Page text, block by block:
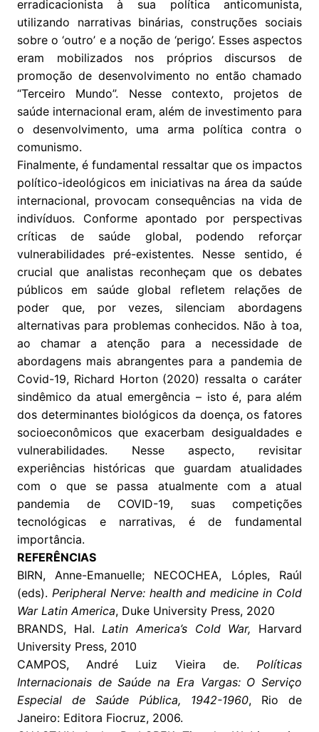
erradicacionista à sua política anticomunista,
utilizando narrativas binárias, construções sociais
sobre o ‘outro’ e a noção de ‘perigo’. Esses aspectos
eram mobilizados nos próprios discursos de
promoção de desenvolvimento no então chamado
“Terceiro Mundo”. Nesse contexto, projetos de
saúde internacional eram, além de investimento para
o desenvolvimento, uma arma política contra o
comunismo.
Finalmente, é fundamental ressaltar que os impactos
político-ideológicos em iniciativas na área da saúde
internacional, provocam consequências na vida de
indivíduos. Conforme apontado por perspectivas
críticas de saúde global, podendo reforçar
vulnerabilidades pré-existentes. Nesse sentido, é
crucial que analistas reconheçam que os debates
públicos em saúde global refletem relações de
poder que, por vezes, silenciam abordagens
alternativas para problemas conhecidos. Não à toa,
ao chamar a atenção para a necessidade de
abordagens mais abrangentes para a pandemia de
Covid-19, Richard Horton (2020) ressalta o caráter
sindêmico da atual emergência – isto é, para além
dos determinantes biológicos da doença, os fatores
socioeconômicos que exacerbam desigualdades e
vulnerabilidades. Nesse aspecto, revisitar
experiências históricas que guardam atualidades
com o que se passa atualmente com a atual
pandemia de COVID-19, suas competições
tecnológicas e narrativas, é de fundamental
importância.
REFERÊNCIAS
BIRN, Anne-Emanuelle; NECOCHEA, Lóples, Raúl
(eds). Peripheral Nerve: health and medicine in Cold
War Latin America, Duke University Press, 2020
BRANDS, Hal.Latin America’s Cold War, Harvard
University Press, 2010
CAMPOS, André Luiz Vieira de.Políticas
Internacionais de Saúde na Era Vargas: O Serviço
Especial de Saúde Pública, 1942-1960, Rio de
Janeiro: Editora Fiocruz, 2006.